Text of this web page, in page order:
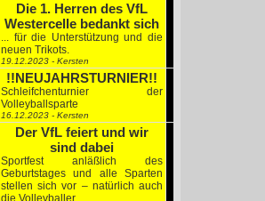
Die 1. Herren des VfL
Westercelle bedankt sich
... für die Unterstützung und die
neuen Trikots.
19.12.2023 - Kersten
!!NEUJAHRSTURNIER!!
Schleifchenturnier der
Volleyballsparte
16.12.2023 - Kersten
Der VfL feiert und wir
sind dabei
Sportfest anläßlich des
Geburtstages und alle Sparten
stellen sich vor – natürlich auch
die Volleyballer